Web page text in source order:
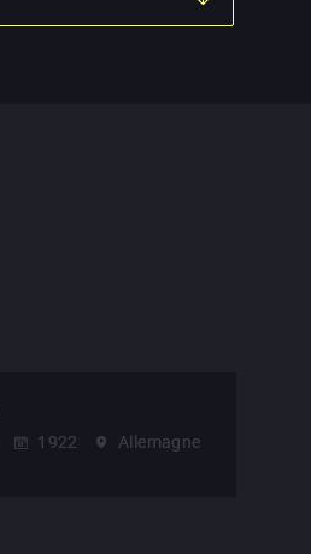
1922
Allemagne